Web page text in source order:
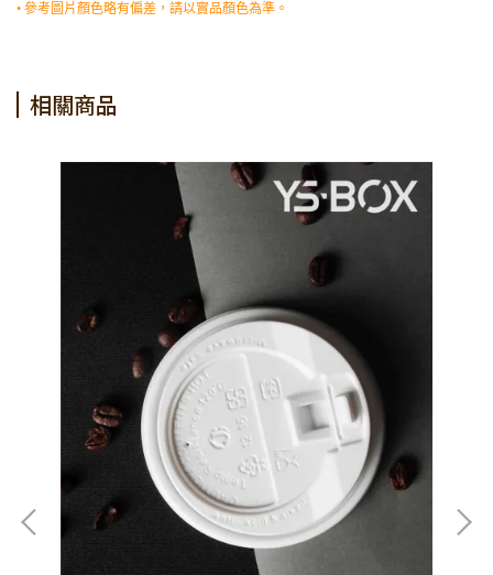
• 參考圖片顏色略有偏差，請以實品顏色為準。
相關商品